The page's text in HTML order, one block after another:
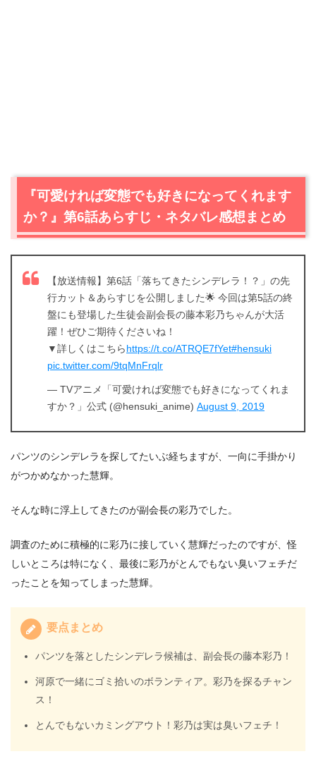
『可愛ければ変態でも好きになってくれます
か？』第6話あらすじ・ネタバレ感想まとめ
【放送情報】第6話「落ちてきたシンデレラ！？」の先
行カット＆あらすじを公開しました🌟 今回は第5話の終
盤にも登場した生徒会副会長の藤本彩乃ちゃんが大活
躍！ぜひご期待くださいね！
▼詳しくはこちらhttps://t.co/ATRQE7fYet#hensuki
pic.twitter.com/9tqMnFrqlr
— TVアニメ「可愛ければ変態でも好きになってくれま
すか？」公式 (@hensuki_anime) August 9, 2019
パンツのシンデレラを探してたいぶ経ちますが、一向に手掛かり
がつかめなかった慧輝。
そんな時に浮上してきたのが副会長の彩乃でした。
調査のために積極的に彩乃に接していく慧輝だったのですが、怪
しいところは特になく、最後に彩乃がとんでもない臭いフェチだ
ったことを知ってしまった慧輝。
要点まとめ
パンツを落としたシンデレラ候補は、副会長の藤本彩乃！
河原で一緒にゴミ拾いのボランティア。彩乃を探るチャン
ス！
とんでもないカミングアウト！彩乃は実は臭いフェチ！